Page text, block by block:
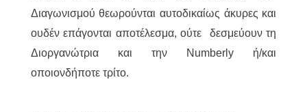
Διαγωνισμού θεωρούνται αυτοδικαίως άκυρες και
ουδέν επάγονται αποτέλεσμα, ούτε δεσμεύουν τη
Διοργανώτρια και την Numberly ή/και
οποιονδήποτε τρίτο.